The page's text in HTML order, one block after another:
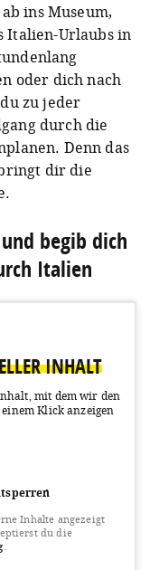
ins Museum,
Italien-Urlaubs in
oder dich nach
zu jeder
durch die
Denn das
dir die
begib dich
Italien
INHALT
mit dem wir den
Klick anzeigen
Inhalte angezeigt
du die